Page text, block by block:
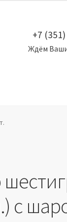
+7 (351)
Ждём
с